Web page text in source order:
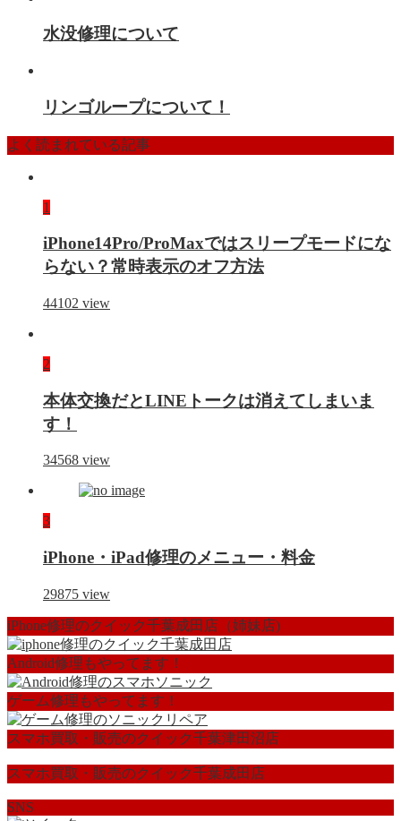
水没修理について
リンゴループについて！
よく読まれている記事
1
iPhone14Pro/ProMaxではスリープモードにな
らない？常時表示のオフ方法
44102 view
2
本体交換だとLINEトークは消えてしまいま
す！
34568 view
3
iPhone・iPad修理のメニュー・料金
29875 view
iPhone修理のクイック千葉成田店（姉妹店)
Android修理もやってます！
ゲーム修理もやってます！
スマホ買取・販売のクイック千葉津田沼店
スマホ買取・販売のクイック千葉成田店
SNS